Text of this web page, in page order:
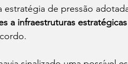
estratégia de pressão
a infraestruturas